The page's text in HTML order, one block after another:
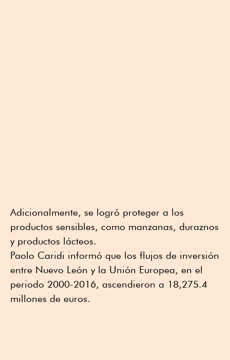
Adicionalmente, se logró proteger a los
productos sensibles, como manzanas, duraznos
y productos lácteos.
Paolo Caridi informó que los flujos de inversión
entre Nuevo León y la Unión Europea, en el
periodo 2000-2016, ascendieron a 18,275.4
millones de euros.